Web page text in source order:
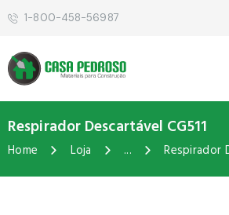
1-800-458-56987
Respirador Descartável CG511
Home Loja ... Respirador